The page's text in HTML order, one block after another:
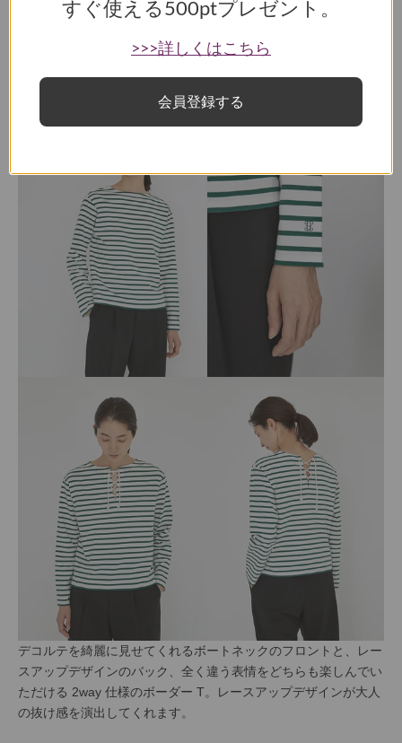
レースアップバスクシャツ
TBDS-212
デコルテを綺麗に見せてくれるボートネックのフロントと、レー
スアップデザインのバック、全く違う表情をどちらも楽しんでい
ただける 2way 仕様のボーダー T。レースアップデザインが大人
の抜け感を演出してくれます。
すぐ使える500ptプレゼント。
>>>詳しくはこちら
会員登録する